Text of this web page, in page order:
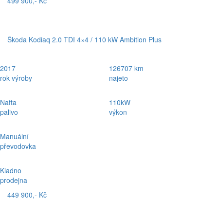
Škoda Kodiaq 2.0 TDI 4×4 / 110 kW Ambition Plus
2017
rok výroby
Nafta
palivo
Manuální
převodovka
Kladno
prodejna
126707 km
najeto
110kW
výkon
449 900,- Kč